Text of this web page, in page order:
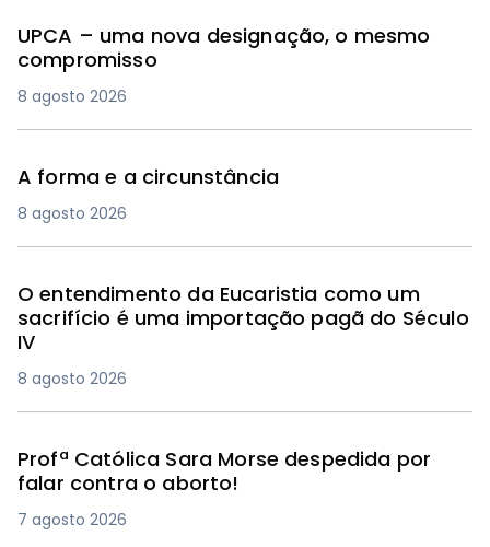
UPCA – uma nova designação, o mesmo
compromisso
8 agosto 2026
A forma e a circunstância
8 agosto 2026
O entendimento da Eucaristia como um
sacrifício é uma importação pagã do Século
IV
8 agosto 2026
Profª Católica Sara Morse despedida por
falar contra o aborto!
7 agosto 2026